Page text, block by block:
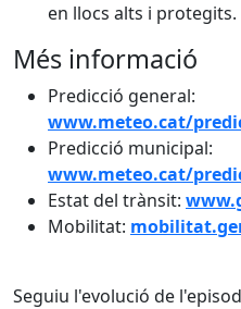
en llocs alts i protegits.
Més informació
Predicció general:
www.meteo.cat/
Predicció municipal:
www.meteo.cat/
Estat del trànsit:
Mobilitat:
Seguiu l'evolució de